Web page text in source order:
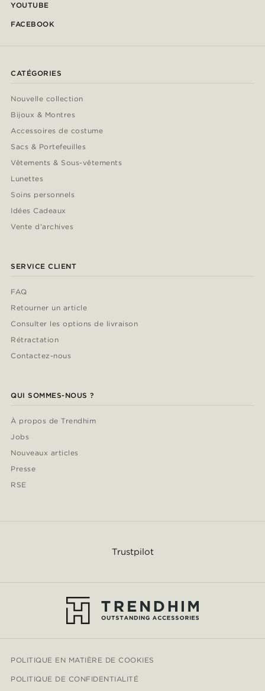
YOUTUBE
FACEBOOK
CATÉGORIES
Nouvelle collection
Bijoux & Montres
Accessoires de costume
Sacs & Portefeuilles
Vêtements & Sous-vêtements
Lunettes
Soins personnels
Idées Cadeaux
Vente d'archives
SERVICE CLIENT
FAQ
Retourner un article
Consulter les options de livraison
Rétractation
Contactez-nous
QUI SOMMES-NOUS ?
À propos de Trendhim
Jobs
Nouveaux articles
Presse
RSE
Trustpilot
POLITIQUE EN MATIÈRE DE COOKIES
POLITIQUE DE CONFIDENTIALITÉ